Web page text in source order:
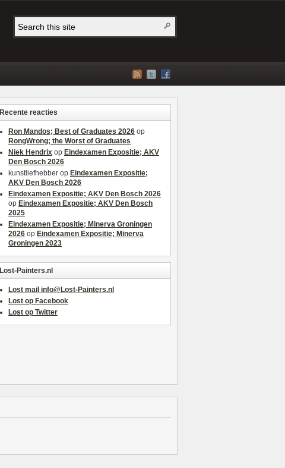
Recente reacties
Ron Mandos; Best of Graduates 2026 op
RongWrong; the Worst of Graduates
Niek Hendrix op Eindexamen Expositie; AKV
Den Bosch 2026
kunstliefhebber op Eindexamen Expositie;
AKV Den Bosch 2026
Eindexamen Expositie; AKV Den Bosch 2026
op Eindexamen Expositie; AKV Den Bosch
2025
Eindexamen Expositie; Minerva Groningen
2026 op Eindexamen Expositie; Minerva
Groningen 2023
Lost-Painters.nl
Lost mail info@Lost-Painters.nl
Lost op Facebook
Lost op Twitter